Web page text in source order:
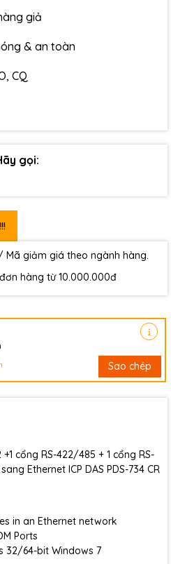
giả
& an toàn
CQ
gọi:
Mã giảm giá theo ngành hàng.
hàng từ 10.000.000đ
Sao chép
cổng RS-422/485 + 1 cổng RS-
Ethernet ICP DAS PDS-734 CR
in an Ethernet network
Ports
32/64-bit Windows 7